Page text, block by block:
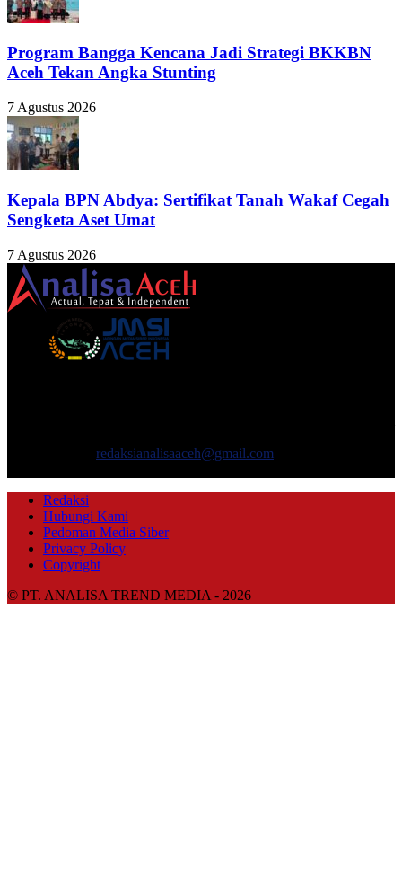
Program Bangga Kencana Jadi Strategi BKKBN
Aceh Tekan Angka Stunting
7 Agustus 2026
Kepala BPN Abdya: Sertifikat Tanah Wakaf Cegah
Sengketa Aset Umat
7 Agustus 2026
redaksianalisaaceh@gmail.com
Redaksi
Hubungi Kami
Pedoman Media Siber
Privacy Policy
Copyright
© PT. ANALISA TREND MEDIA - 2026